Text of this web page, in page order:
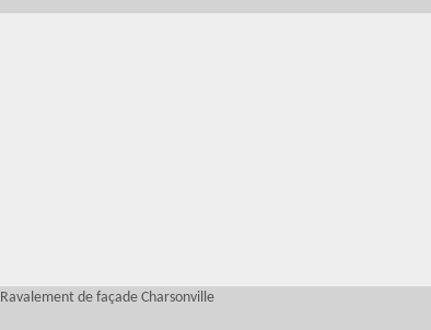
Ravalement de façade Charsonville